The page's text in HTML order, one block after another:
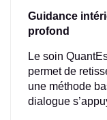
Guidance
profond
Le soin
permet de
une méthode
dialogue